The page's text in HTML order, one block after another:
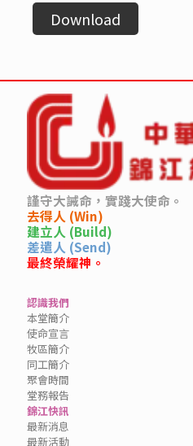
Download
謹守大誡命，實踐大使命。
去得人 (Win)
建立人 (Build)
差遣人 (Send)
最終榮耀神。
認識我們
本堂簡介
使命宣言
牧區簡介
同工簡介
聚會時間
堂務報告
錦江快訊
最新消息
最新活動